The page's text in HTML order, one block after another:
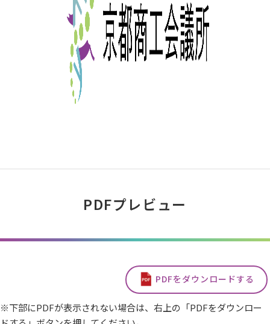
PDFプレビュー
PDFをダウンロードする
※下部にPDFが表示されない場合は、右上の「PDFをダウンロー